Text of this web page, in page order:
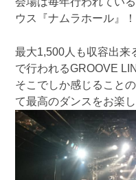
ウス『ナムラホール』！
最大1,500人も収容出来
で行われるGROOVE
そこでしか感じること
て最高のダンスをお楽し